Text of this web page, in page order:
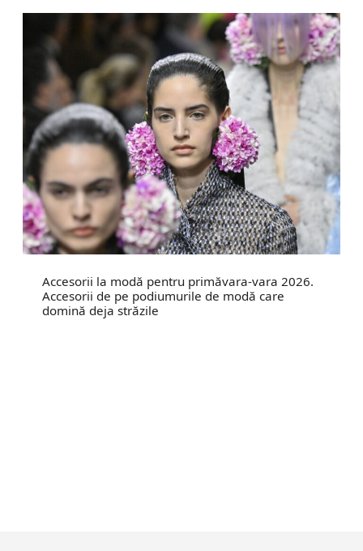
Accesorii la modă pentru primăvara-vara 2026.
Accesorii de pe podiumurile de modă care
domină deja străzile